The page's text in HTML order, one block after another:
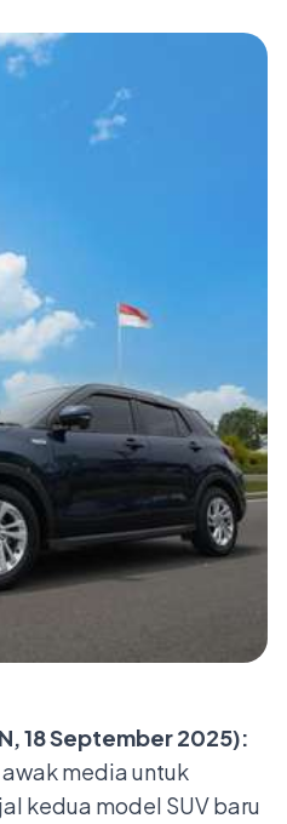
18 September 2025):
media untuk
kedua model SUV baru